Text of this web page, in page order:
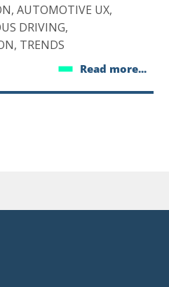
AUTOMOTIVE UX,
DRIVING,
TRENDS
Read more...